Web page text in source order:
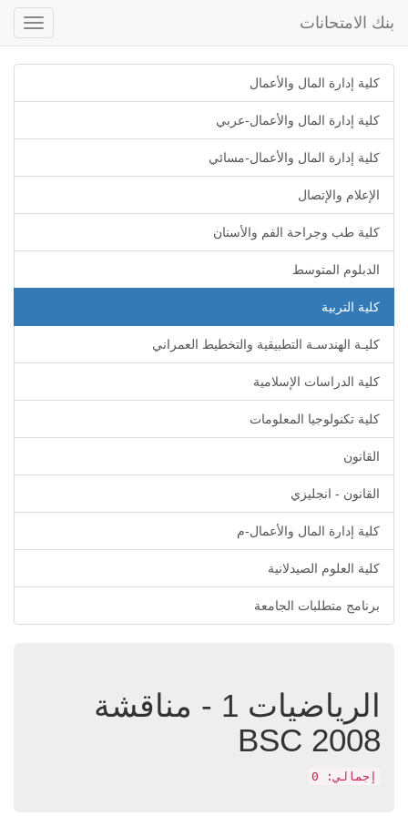
بنك الامتحانات
كلية إدارة المال والأعمال
كلية إدارة المال والأعمال-عربي
كلية إدارة المال والأعمال-مسائي
الإعلام والإتصال
كلية طب وجراحة الفم والأسنان
الدبلوم المتوسط
كلية التربية
كليـة الهندسـة التطبيقية والتخطيط العمراني
كلية الدراسات الإسلامية
كلية تكنولوجيا المعلومات
القانون
القانون - انجليزي
كلية إدارة المال والأعمال-م
كلية العلوم الصيدلانية
برنامج متطلبات الجامعة
الرياضيات 1 - مناقشة
BSC 2008
إجمالي: 0